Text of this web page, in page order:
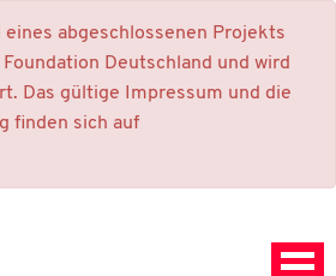
eines abgeschlossenen Projekts
Deutschland und wird
Das gültige Impressum und die
finden sich auf